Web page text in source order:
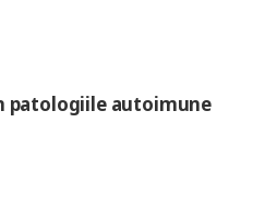
patologiile autoimune